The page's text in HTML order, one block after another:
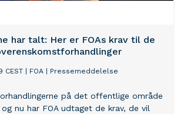
har talt: Her er FOAs krav til de
CEST FOA Pressemeddelelse
på det offentlige område
nu har FOA udtaget de krav, de vil